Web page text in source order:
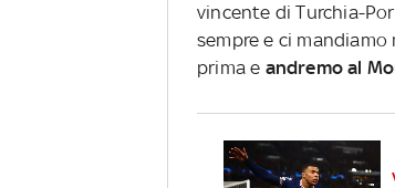
vincente di Turchia-
sempre e ci
prima e andremo al